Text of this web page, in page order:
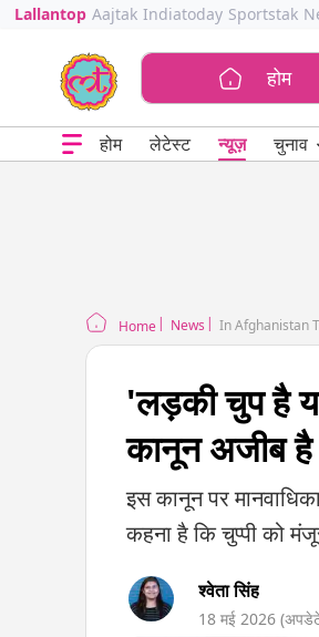
Lallantop Aajtak Indiatoday Sportstak
होम
होम लेटेस्ट न्यूज़ चुनाव
Home News In Afghanistan
'लड़की चुप है
कानून अजीब है
इस कानून पर
कहना है कि चुप्पी को
श्वेता सिंह
18 मई 2026